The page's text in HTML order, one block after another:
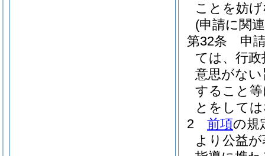
ことを妨
(申請に関
第32条
申
ては、行
意思がな
すること
とをして
2
前項の規
より公益